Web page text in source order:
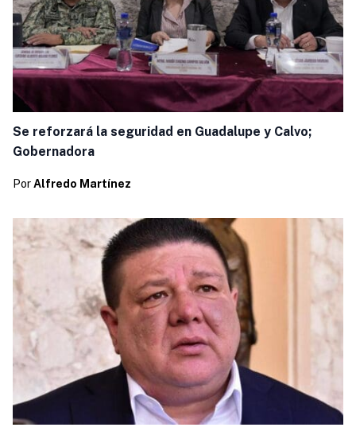
Se reforzará la seguridad en Guadalupe y Calvo;
Gobernadora
Por Alfredo Martínez